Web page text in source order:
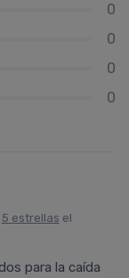
0
0
0
0
5 estrellas el
para la caída